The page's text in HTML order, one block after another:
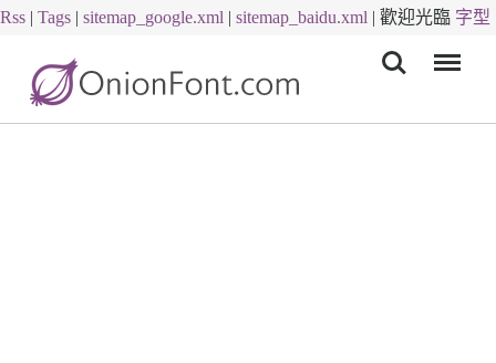
Rss | Tags | sitemap_google.xml | sitemap_baidu.xml | 歡迎光臨 字型